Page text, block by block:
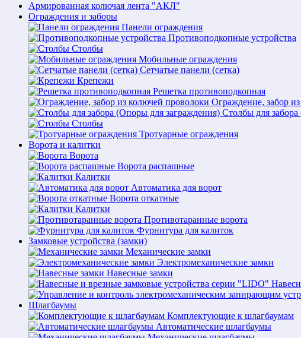
Армированная колючая лента "АКЛ"
Ограждения и заборы
Панели ограждения
Противоподкопные устройства
Столбы
Мобильные ограждения
Сетчатые панели (сетка)
Крепежи
Решетка противоподкопная
Ограждение, забор
Столбы для
Столбы
Тротуарные ограждения
Ворота и калитки
Ворота
Ворота распашные
Калитки
Автоматика для ворот
Ворота откатные
Калитки
Противотаранные ворота
Фурнитура для калиток
Замковые устройства (замки)
Механические замки
Электромеханические замки
Навесные замки
Шлагбаумы
Комплектующие к шлагбаумам
Автоматические шлагбаумы